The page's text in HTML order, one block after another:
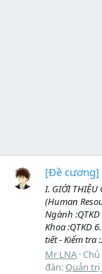
[Đề cương]
I. GIỚI THIỆU
(Human
Ngành
Khoa :QTKD
tiết - Kiểm tra
Mr LNA Chủ
đàn:Quản